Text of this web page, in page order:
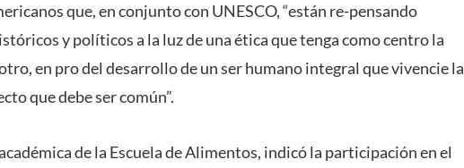
que, en conjunto con UNESCO, “están re-pensando
y políticos a la luz de una ética que tenga como centro la
en pro del desarrollo de un ser humano integral que vivencie la
que debe ser común”.
de la Escuela de Alimentos, indicó la participación en el